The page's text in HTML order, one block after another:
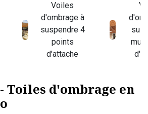
Voiles
d'ombrage à
suspendre 4
points
d'attache
Toiles d'ombrage en